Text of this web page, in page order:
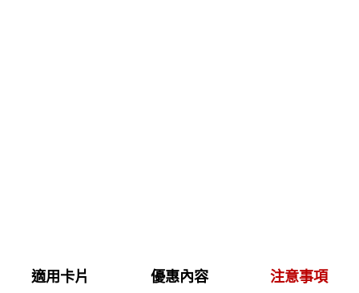
適用卡片 優惠內容 注意事項